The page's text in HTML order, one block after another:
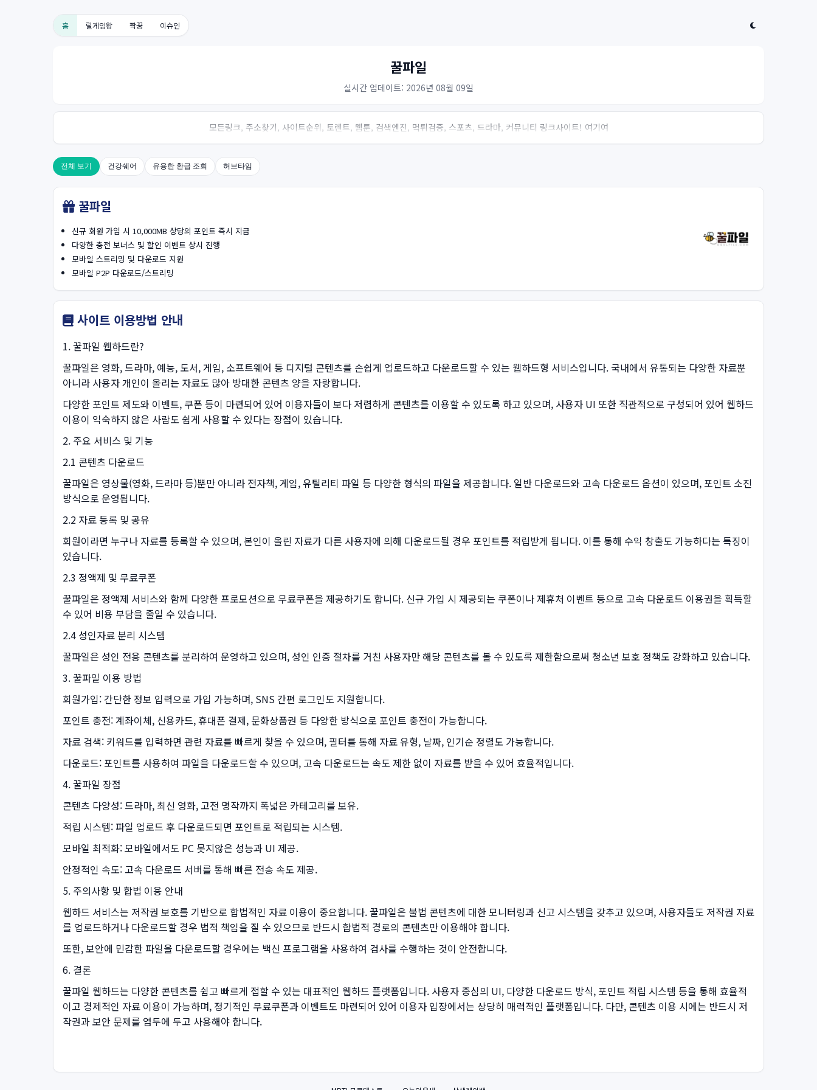
홈 릴게임왕 짝꿍 이슈인
꿀파일
실시간 업데이트: 2026년 08월 09일
모든링크, 주소찾기, 사이트순위, 토렌트, 웹툰, 검색엔진, 먹튀검증, 스포츠, 드라마, 커뮤니티 링크사이트! 여기여
전체 보기 건강쉐어 유용한 환급 조회 허브타임
꿀파일
신규 회원 가입 시 10,000MB 상당의 포인트 즉시 지급
다양한 충전 보너스 및 할인 이벤트 상시 진행
모바일 스트리밍 및 다운로드 지원
모바일 P2P 다운로드/스트리밍
사이트 이용방법 안내
1. 꿀파일 웹하드란?
꿀파일은 영화, 드라마, 예능, 도서, 게임, 소프트웨어 등 디지털 콘텐츠를 손쉽게 업로드하고 다운로드할 수 있는 웹하드형 서비스입니다. 국내에서 유통되는 다양한 자료뿐
아니라 사용자 개인이 올리는 자료도 많아 방대한 콘텐츠 양을 자랑합니다.
다양한 포인트 제도와 이벤트, 쿠폰 등이 마련되어 있어 이용자들이 보다 저렴하게 콘텐츠를 이용할 수 있도록 하고 있으며, 사용자 UI 또한 직관적으로 구성되어 있어 웹하드
이용이 익숙하지 않은 사람도 쉽게 사용할 수 있다는 장점이 있습니다.
2. 주요 서비스 및 기능
2.1 콘텐츠 다운로드
꿀파일은 영상물(영화, 드라마 등)뿐만 아니라 전자책, 게임, 유틸리티 파일 등 다양한 형식의 파일을 제공합니다. 일반 다운로드와 고속 다운로드 옵션이 있으며, 포인트 소진
방식으로 운영됩니다.
2.2 자료 등록 및 공유
회원이라면 누구나 자료를 등록할 수 있으며, 본인이 올린 자료가 다른 사용자에 의해 다운로드될 경우 포인트를 적립받게 됩니다. 이를 통해 수익 창출도 가능하다는 특징이
있습니다.
2.3 정액제 및 무료쿠폰
꿀파일은 정액제 서비스와 함께 다양한 프로모션으로 무료쿠폰을 제공하기도 합니다. 신규 가입 시 제공되는 쿠폰이나 제휴처 이벤트 등으로 고속 다운로드 이용권을 획득할
수 있어 비용 부담을 줄일 수 있습니다.
2.4 성인자료 분리 시스템
꿀파일은 성인 전용 콘텐츠를 분리하여 운영하고 있으며, 성인 인증 절차를 거친 사용자만 해당 콘텐츠를 볼 수 있도록 제한함으로써 청소년 보호 정책도 강화하고 있습니다.
3. 꿀파일 이용 방법
회원가입: 간단한 정보 입력으로 가입 가능하며, SNS 간편 로그인도 지원합니다.
포인트 충전: 계좌이체, 신용카드, 휴대폰 결제, 문화상품권 등 다양한 방식으로 포인트 충전이 가능합니다.
자료 검색: 키워드를 입력하면 관련 자료를 빠르게 찾을 수 있으며, 필터를 통해 자료 유형, 날짜, 인기순 정렬도 가능합니다.
다운로드: 포인트를 사용하여 파일을 다운로드할 수 있으며, 고속 다운로드는 속도 제한 없이 자료를 받을 수 있어 효율적입니다.
4. 꿀파일 장점
콘텐츠 다양성: 드라마, 최신 영화, 고전 명작까지 폭넓은 카테고리를 보유.
적립 시스템: 파일 업로드 후 다운로드되면 포인트로 적립되는 시스템.
모바일 최적화: 모바일에서도 PC 못지않은 성능과 UI 제공.
안정적인 속도: 고속 다운로드 서버를 통해 빠른 전송 속도 제공.
5. 주의사항 및 합법 이용 안내
웹하드 서비스는 저작권 보호를 기반으로 합법적인 자료 이용이 중요합니다. 꿀파일은 불법 콘텐츠에 대한 모니터링과 신고 시스템을 갖추고 있으며, 사용자들도 저작권 자료
를 업로드하거나 다운로드할 경우 법적 책임을 질 수 있으므로 반드시 합법적 경로의 콘텐츠만 이용해야 합니다.
또한, 보안에 민감한 파일을 다운로드할 경우에는 백신 프로그램을 사용하여 검사를 수행하는 것이 안전합니다.
6. 결론
꿀파일 웹하드는 다양한 콘텐츠를 쉽고 빠르게 접할 수 있는 대표적인 웹하드 플랫폼입니다. 사용자 중심의 UI, 다양한 다운로드 방식, 포인트 적립 시스템 등을 통해 효율적
이고 경제적인 자료 이용이 가능하며, 정기적인 무료쿠폰과 이벤트도 마련되어 있어 이용자 입장에서는 상당히 매력적인 플랫폼입니다. 다만, 콘텐츠 이용 시에는 반드시 저
작권과 보안 문제를 염두에 두고 사용해야 합니다.